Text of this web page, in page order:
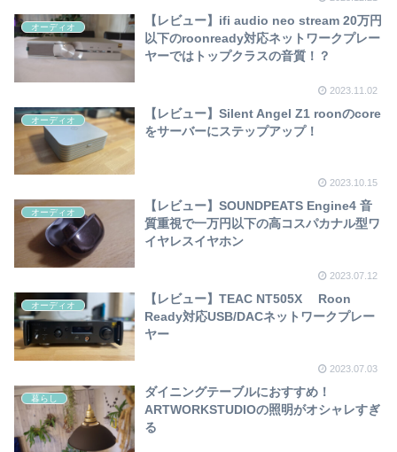
オーディオ
【レビュー】ifi audio neo stream 20万円
以下のroonready対応ネットワークプレー
ヤーではトップクラスの音質！？
2023.11.02
オーディオ
【レビュー】Silent Angel Z1 roonのcore
をサーバーにステップアップ！
2023.10.15
オーディオ
【レビュー】SOUNDPEATS Engine4 音
質重視で一万円以下の高コスパカナル型ワ
イヤレスイヤホン
2023.07.12
オーディオ
【レビュー】TEAC NT505X Roon
Ready対応USB/DACネットワークプレー
ヤー
2023.07.03
暮らし
ダイニングテーブルにおすすめ！
ARTWORKSTUDIOの照明がオシャレすぎ
る